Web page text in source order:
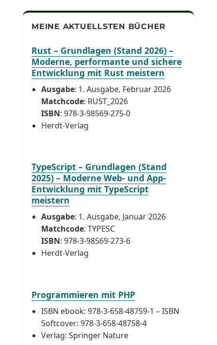
MEINE AKTUELLSTEN BÜCHER
Rust – Grundlagen (Stand 2026) –
Moderne, performante und sichere
Entwicklung mit Rust meistern
Ausgabe: 1. Ausgabe, Februar 2026
Matchcode: RUST_2026
ISBN: 978-3-98569-275-0
Herdt-Verlag
TypeScript – Grundlagen (Stand
2025) – Moderne Web- und App-
Entwicklung mit TypeScript
meistern
Ausgabe: 1. Ausgabe, Januar 2026
Matchcode: TYPESC
ISBN: 978-3-98569-273-6
Herdt-Verlag
Programmieren mit PHP
ISBN ebook: 978-3-658-48759-1 – ISBN
Softcover: 978-3-658-48758-4
Verlag: Springer Nature